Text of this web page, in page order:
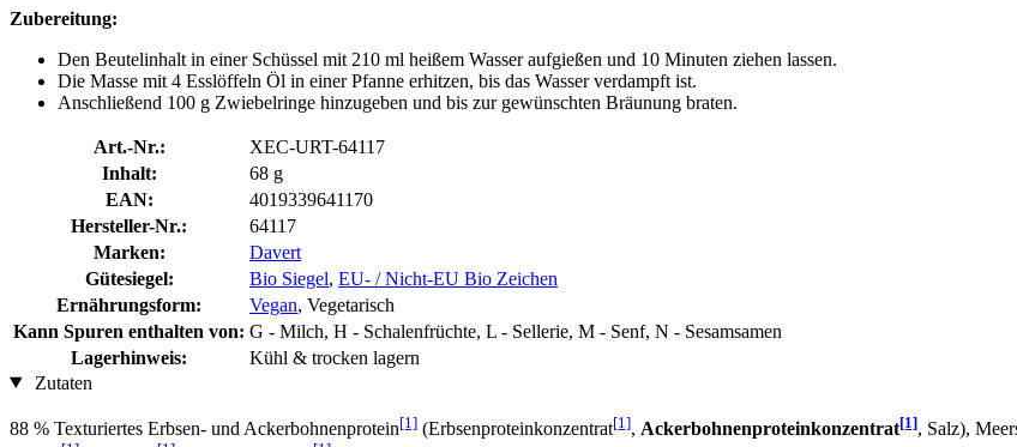
Zubereitung:
Den Beutelinhalt in einer Schüssel mit 210 ml heißem Wasser aufgießen und 10 Minuten ziehen lassen.
Die Masse mit 4 Esslöffeln Öl in einer Pfanne erhitzen, bis das Wasser verdampft ist.
Anschließend 100 g Zwiebelringe hinzugeben und bis zur gewünschten Bräunung braten.
Art.-Nr.:
XEC-URT-64117
Inhalt:
68 g
EAN:
4019339641170
Hersteller-Nr.:
64117
Marken:
Davert
Gütesiegel:
Bio Siegel, EU- / Nicht-EU Bio Zeichen
Ernährungsform:
Vegan, Vegetarisch
Kann Spuren enthalten von: G - Milch, H - Schalenfrüchte, L - Sellerie, M - Senf, N - Sesamsamen
Lagerhinweis:
Kühl & trocken lagern
Zutaten
88 % Texturiertes Erbsen- und Ackerbohnenprotein[1] (Erbsenproteinkonzentrat[1], Ackerbohnenproteinkonzentrat[1], Salz),